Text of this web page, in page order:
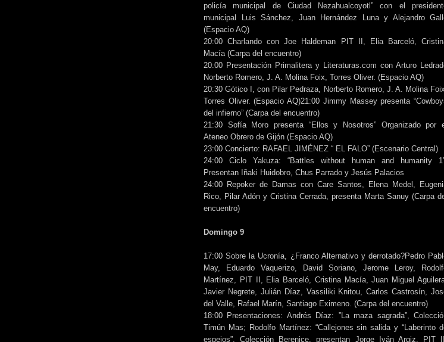
policía municipal de Ciudad Nezahualcoyotl” con el
municipal Luis Sánchez, Juan Hernández Luna y Alejandro
(Espacio AQ)
20:00 Charlando con Joe Haldeman PIT II, Elia Barceló,
Macía (Carpa del encuentro)
20:00 Presentación Primalitera y Literaturas.com con Arturo
Norberto Romero, J. A. Molina Foix, Torres Oliver. (Espacio AQ)
20:30 Gótico I, con Pilar Pedraza, Norberto Romero, J. A. Molina Foix,
Torres Oliver. (Espacio AQ)21:00 Jimmy Massey presenta
del infierno” (Carpa del encuentro)
21:30 Sofía Moro presenta “Ellos y Nosotros” Organizado por
Ateneo Obrero de Gijón (Espacio AQ)
23:00 Concierto: RAFAEL JIMÉNEZ “ EL FALO” (Escenario Central)
24:00 Ciclo Yakuza: “Battles without human and humanity
Presentan Iñaki Huidobro, Chus Parrado y Jesús Palacios
24:00 Repoker de Damas con Care Santos, Elena Medel,
Rico, Pilar Adón y Cristina Cerrada, presenta Marta Sanuy (Carpa
encuentro)
Domingo 9
17:00 Sobre la Ucronía, ¿Franco Alternativo y derrotado?Pedro
May, Eduardo Vaquerizo, David Soriano, Jerome Leroy,
Martínez, PIT II, Elia Barceló, Cristina Macía, Juan Miguel
Javier Negrete, Julián Díaz, Vassiliki Knitou, Carlos Castrosín,
del Valle, Rafael Marín, Santiago Eximeno. (Carpa del encuentro)
18:00 Presentaciones: Andrés Díaz: ”La maza sagrada”,
Timún Mas; Rodolfo Martínez: “Callejones sin salida y “Laberinto
espejos”, Colección Berenice, presentan Jorge Iván Argiz, PIT II.